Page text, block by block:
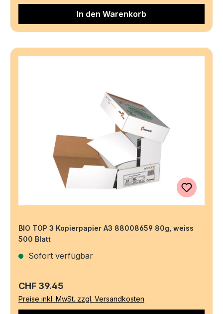
In den Warenkorb
BIO TOP 3 Kopierpapier A3 88008659 80g, weiss
500 Blatt
Sofort verfügbar
Regulärer Preis:
CHF 39.45
Preise inkl. MwSt. zzgl. Versandkosten